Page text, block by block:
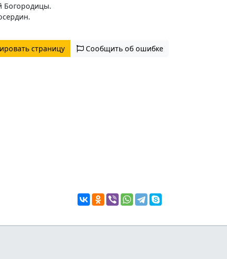
Богородицы.
страницу Сообщить об ошибке